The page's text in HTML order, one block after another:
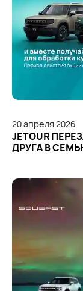
20апреля2026
JETOUR
ДРУГА В